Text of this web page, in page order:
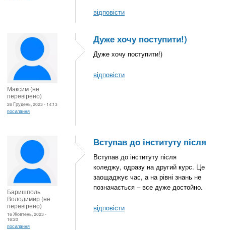
відповісти
Максим (не
перевірено)
26 Грудень, 2023 - 14:13
посилання
Дуже хочу поступити!)
Дуже хочу поступити!)
відповісти
Баришполь
Володимир (не
перевірено)
16 Жовтень, 2023 -
16:20
посилання
Вступав до інституту після
Вступав до інституту після
коледжу, одразу на другий курс. Це
заощаджує час, а на рівні знань не
позначається – все дуже достойно.
відповісти